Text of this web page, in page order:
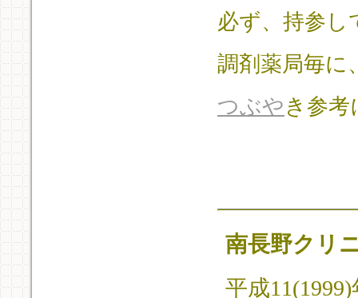
必ず、持参し
調剤薬局毎に
つぶや き参
南長野クリ
平成